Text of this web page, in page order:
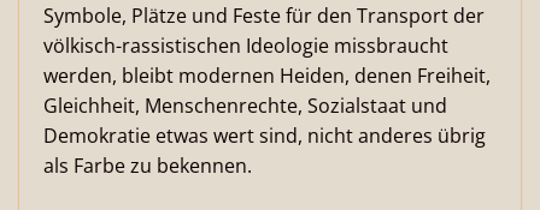
Symbole, Plätze und Feste für den Transport der
völkisch-rassistischen Ideologie missbraucht
werden, bleibt modernen Heiden, denen Freiheit,
Gleichheit, Menschenrechte, Sozialstaat und
Demokratie etwas wert sind, nicht anderes übrig
als Farbe zu bekennen.